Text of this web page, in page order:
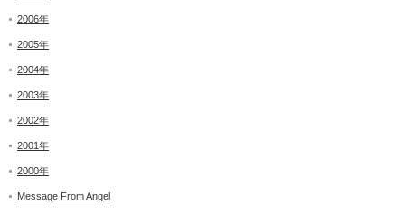
2006年
2005年
2004年
2003年
2002年
2001年
2000年
Message From Angel